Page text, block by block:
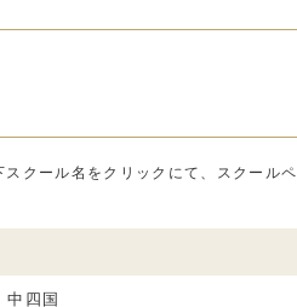
クール名をクリックにて、スクールペ
中四国